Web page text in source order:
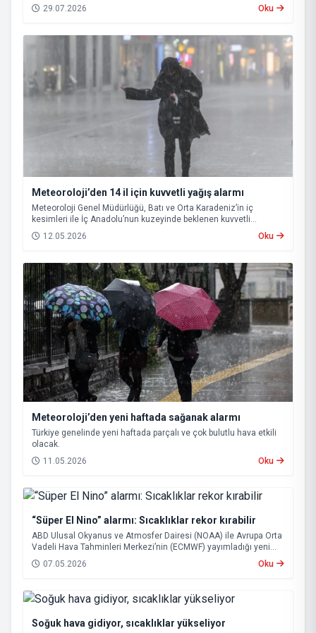
29.07.2026 Oku
Meteoroloji’den 14 il için kuvvetli yağış alarmı
Meteoroloji Genel Müdürlüğü, Batı ve Orta Karadeniz’in iç
kesimleri ile İç Anadolu’nun kuzeyinde beklenen kuvvetli
sağanak nedeniyle 14 il için “sarı” kodlu uyarı yayımladı.
12.05.2026 Oku
Meteoroloji’den yeni haftada sağanak alarmı
Türkiye genelinde yeni haftada parçalı ve çok bulutlu hava etkili
olacak.
11.05.2026
Oku
“Süper El Nino” alarmı: Sıcaklıklar rekor kırabilir
ABD Ulusal Okyanus ve Atmosfer Dairesi (NOAA) ile Avrupa Orta
Vadeli Hava Tahminleri Merkezi’nin (ECMWF) yayımladığı yeni
tahminler, önümüzdeki dönemde güçlü bir “Süper El Nino”
ihtimalinin arttığını ortaya koydu.
07.05.2026 Oku
Soğuk hava gidiyor, sıcaklıklar yükseliyor